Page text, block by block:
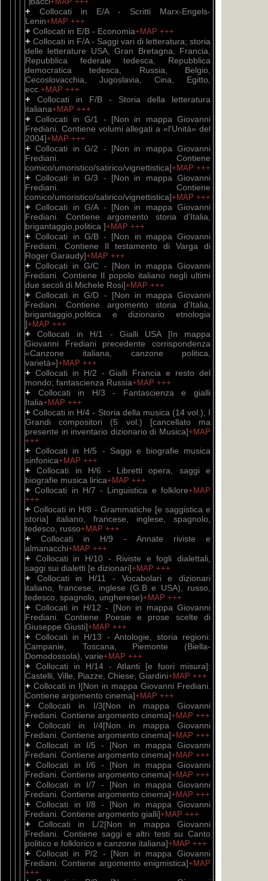
+ Collocati in E/A - Scritti Marx-Engels-
Lenin+MAP +++
+ Collocati in E/B - Economia+MAP +++
+ Collocati in F/A - Saggi vari di letteratura; storia
delle letterature USA, Gran Bretagna, Francia,
Repubblica federale tedesca, Repubblica
democratica tedesca, Russia, Belgio,
Cecoslovacchia, Jugoslavia, Cina, Egitto,
ecc. +MAP +++
+ Collocati in F/B - Storia della letteratura
italiana+MAP +++
+Collocati in G/1 - [Non in mappa Giovanni
Frediani. Contiene volumi allegati a «l'Unità» del
2004]+MAP +++
+Collocati in G/2 - [Non in mappa Giovanni
Frediani. Contiene
comico/umoristico/satirico/vignettistica]+MAP +++
+Collocati in G/3 - [Non in mappa Giovanni
Frediani. Contiene
comico/umoristico/satirico/vignettistica]+MAP +++
+Collocati in G/A - [Non in mappa Giovanni
Frediani. Contiene argomento storia d'Italia,
brigantaggio,politica ]+MAP +++
+Collocati in G/B - [Non in mappa Giovanni
Frediani. Contiene Il testamento di Varga di
Roger Garaudy]+MAP +++
+Collocati in G/C - [Non in mappa Giovanni
Frediani. Contiene Il popolo italiano negli ultimi
due secoli di Michele Rosi]+MAP +++
+Collocati in G/D - [Non in mappa Giovanni
Frediani. Contiene argomento storia d'Italia,
brigantaggio,politica e dizionario etnologia
]+MAP +++
+Collocati in H/1 - Gialli USA [In mappa
Giovanni Frediani precedente corrispondenza
«Canzone italiana, canzone politica,
varietà»]+MAP +++
+ Collocati in H/2 - Gialli Francia e resto del
mondo; fantascienza Russia+MAP +++
+ Collocati in H/3 - Fantascienza e gialli
Italia+MAP +++
+Collocati in H/4 - Storia della musica (14 vol.), I
Grandi compositori (5 vol.) [cancellato ma
presente in inventario dizionario di Musica]+MAP
+++
+Collocati in H/5 - Saggi e biografie musica
sinfonica+MAP +++
+Collocati in H/6 - Libretti opera, saggi e
biografie musica lirica+MAP +++
+Collocati in H/7 - Linguistica e folklore+MAP
+++
+ Collocati in H/8 - Grammatiche [e saggistica e
storia] italiano, francese, inglese, spagnolo,
tedesco, russo+MAP +++
+Collocati in H/9 - Annate riviste e
almanacchi+MAP +++
+ Collocati in H/10 - Riviste e fogli dialettali,
saggi sui dialetti [e dizionari]+MAP +++
+ Collocati in H/11 - Vocabolari e dizionari
italiano, francese, inglese (G.B e USA), russo,
tedesco, spagnolo, ungherese)+MAP +++
+ Collocati in H/12 - [Non in mappa Giovanni
Frediani. Contiene Poesie e prose scelte di
Giuseppe Giusti]+MAP +++
+Collocati in H/13 - Antologie, storia regioni:
Campanie, Toscana, Piemonte (Biella-
Domodossola), varie+MAP +++
+ Collocati in H/14 - Atlanti [e fuori misura]:
Castelli, Ville, Piazze, Chiese, Giardini+MAP +++
+ Collocati in I[Non in mappa Giovanni Frediani.
Contiene argomento cinema]+MAP +++
+Collocati in I/3[Non in mappa Giovanni
Frediani. Contiene argomento cinema]+MAP +++
+Collocati in I/4[Non in mappa Giovanni
Frediani. Contiene argomento cinema]+MAP +++
+Collocati in I/5 - [Non in mappa Giovanni
Frediani. Contiene argomento cinema]+MAP +++
+Collocati in I/6 - [Non in mappa Giovanni
Frediani. Contiene argomento cinema]+MAP +++
+Collocati in I/7 - [Non in mappa Giovanni
Frediani. Contiene argomento cinema]+MAP +++
+Collocati in I/8 - [Non in mappa Giovanni
Frediani. Contiene argomento gialli]+MAP +++
+ Collocati in L/2[Non in mappa Giovanni
Frediani. Contiene saggi e altri testi su Canto
politico e folklorico e canzone italiana]+MAP +++
+ Collocati in P/2 - [Non in mappa Giovanni
Frediani. Contiene argomento enigmistica]+MAP
+++